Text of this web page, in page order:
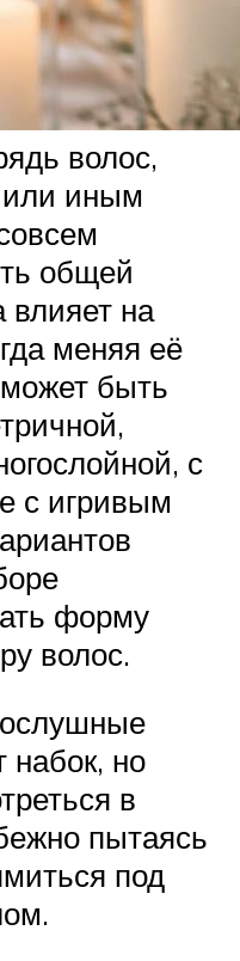
волос,
или иным
общей
влияет на
меняя её
быть
с
с игривым
форму
волос.
набок, но
в
пытаясь
под